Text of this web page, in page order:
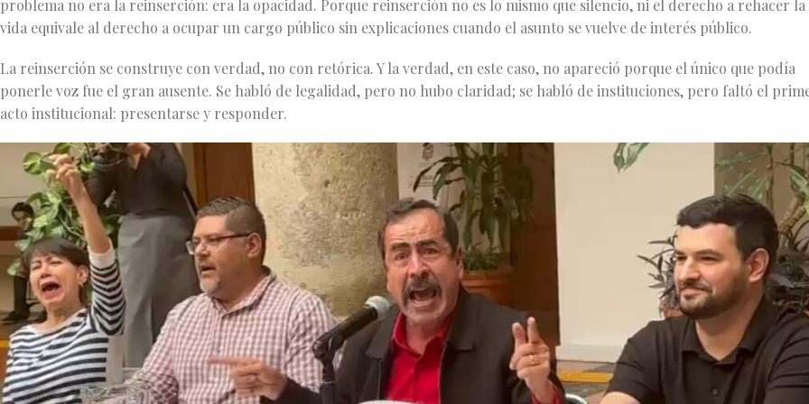
problema no era la reinserción: era la opacidad. Porque reinserción no es lo mismo que silencio, ni el derecho a rehacer la
vida equivale al derecho a ocupar un cargo público sin explicaciones cuando el asunto se vuelve de interés público.
La reinserción se construye con verdad, no con retórica. Y la verdad, en este caso, no apareció porque el único que podía
ponerle voz fue el gran ausente. Se habló de legalidad, pero no hubo claridad; se habló de instituciones, pero faltó el
acto institucional: presentarse y responder.